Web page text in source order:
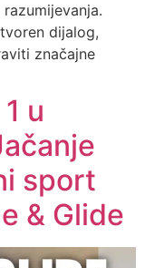
dijalog,
značajne
u
sport
& Glide